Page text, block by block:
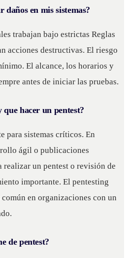
daños en mis sistemas?
trabajan bajo estrictas Reglas
acciones destructivas. El riesgo
El alcance, los horarios y
antes de iniciar las pruebas.
que hacer un pentest?
para sistemas críticos. En
ágil o publicaciones
realizar un pentest o revisión de
importante. El pentesting
en organizaciones con un
de pentest?